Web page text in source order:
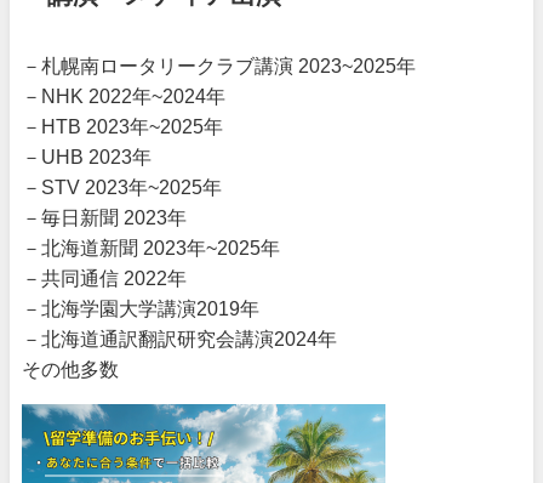
－札幌南ロータリークラブ講演 2023~2025年
－NHK 2022年~2024年
－HTB 2023年~2025年
－UHB 2023年
－STV 2023年~2025年
－毎日新聞 2023年
－北海道新聞 2023年~2025年
－共同通信 2022年
－北海学園大学講演2019年
－北海道通訳翻訳研究会講演2024年
その他多数